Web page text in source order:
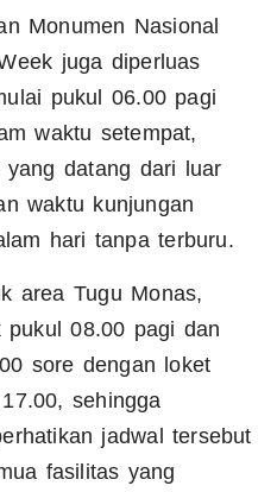
Monumen Nasional
juga diperluas
pukul 06.00 pagi
waktu setempat,
datang dari luar
waktu kunjungan
hari tanpa terburu.
area Tugu Monas,
pukul 08.00 pagi dan
sore dengan loket
sehingga
jadwal tersebut
fasilitas yang